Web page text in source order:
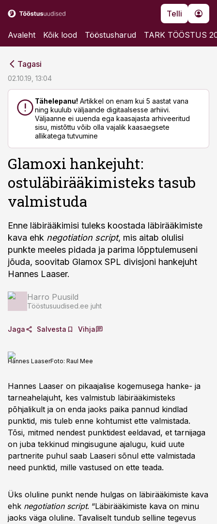
Telli
Avaleht Kõik lood Tööstusharud TARK TÖÖSTUS
Tagasi
02.10.19, 13:04
Tähelepanu! Artikkel on enam kui 5 aastat vana
ning kuulub väljaande digitaalsesse arhiivi.
Väljaanne ei uuenda ega kaasajasta arhiveeritud
sisu, mistõttu võib olla vajalik kaasaegsete
allikatega tutvumine
Glamoxi hankejuht:
ostuläbirääkimisteks tasub
valmistuda
Enne läbirääkimisi tuleks koostada läbirääkimiste
kava ehk negotiation script, mis aitab olulisi
punkte meeles pidada ja parima lõpptulemuseni
jõuda, soovitab Glamox SPL divisjoni hankejuht
Hannes Laaser.
Harro Puusild
Tööstusuudised.ee juht
Jaga Salvesta Vihja
Hannes LaaserFoto: Raul Mee
Hannes Laaser on pikaajalise kogemusega hanke- ja
tarneahelajuht, kes valmistub läbirääkimisteks
põhjalikult ja on enda jaoks paika pannud kindlad
punktid, mis tuleb enne kohtumist ette valmistada.
Tõsi, mitmed nendest punktidest eeldavad, et tarnijaga
on juba tekkinud mingisugune ajalugu, kuid uute
partnerite puhul saab Laaseri sõnul ette valmistada
need punktid, mille vastused on ette teada.
Üks oluline punkt nende hulgas on läbirääkimiste kava
ehk negotiation script. “Läbirääkimiste kava on minu
jaoks väga oluline. Tavaliselt tundub selline tegevus